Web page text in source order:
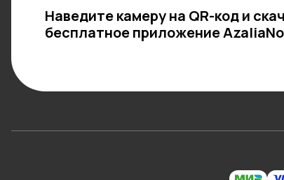
Наведите камеру на QR-код и
бесплатное приложение